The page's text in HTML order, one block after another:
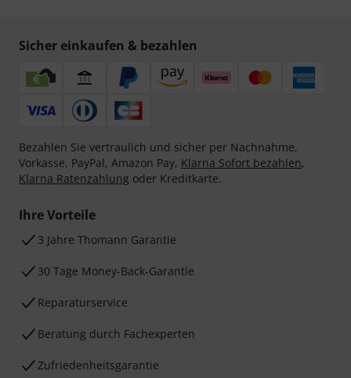
Sicher einkaufen & bezahlen
Bezahlen Sie vertraulich und sicher per Nachnahme,
Vorkasse, PayPal, Amazon Pay, Klarna Sofort bezahlen,
Klarna Ratenzahlung oder Kreditkarte.
Ihre Vorteile
3 Jahre Thomann Garantie
30 Tage Money-Back-Garantie
Reparaturservice
Beratung durch Fachexperten
Zufriedenheitsgarantie